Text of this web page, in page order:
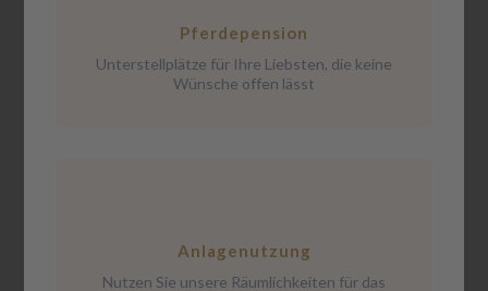
Pferdepension
Unterstellplätze für Ihre Liebsten, die keine
Wünsche offen lässt
Anlagenutzung
Nutzen Sie unsere Räumlichkeiten für das